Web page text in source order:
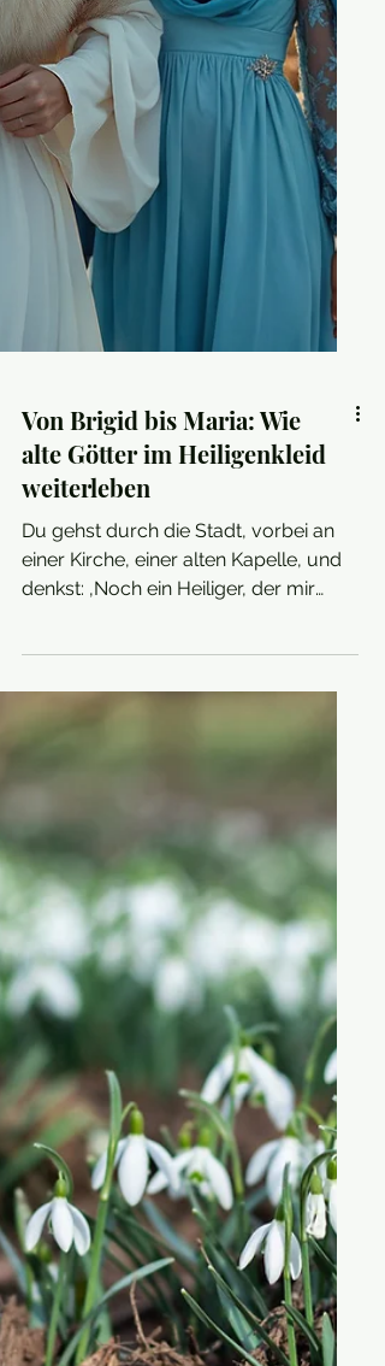
Von Brigid bis Maria: Wie
alte Götter im Heiligenkleid
weiterleben
Du gehst durch die Stadt, vorbei an
einer Kirche, einer alten Kapelle, und
denkst: ‚Noch ein Heiliger, der mir
Schutz bringen soll.‘ Aber was, wenn
ich dir sage, dass viele dieser Heiligen
ursprünglich mächtige, uralte
Göttinnen und Götter waren – nur in
ein christliches Gewand gesteckt? Am
heutigen St. Brigid's Tag (1. Februar)
möchte ich einen Moment innehalten,
um über die tieferen Schichten dieser
Wurzeln nachzudenken. Willkommen
in der urbanen Welt der Heiligen – wo
kath